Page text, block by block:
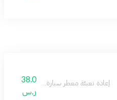
إعادة تعبئة معطر سيارة روبي بعبير فاخر
38.0
ر.س